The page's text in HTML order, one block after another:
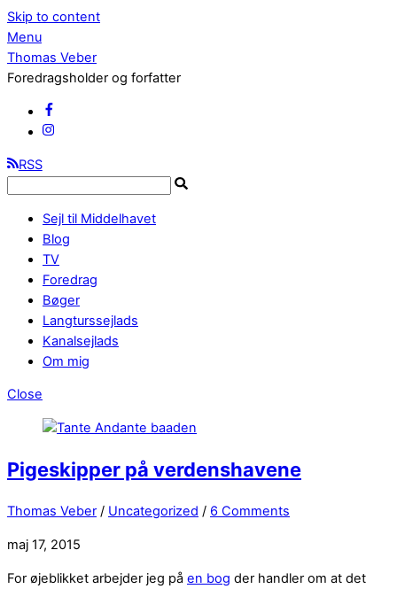
Skip to content
Menu
Thomas Veber
Foredragsholder og forfatter
RSS
Sejl til Middelhavet
Blog
TV
Foredrag
Bøger
Langturssejlads
Kanalsejlads
Om mig
Close
Pigeskipper på verdenshavene
Thomas Veber / Uncategorized / 6 Comments
maj 17, 2015
For øjeblikket arbejder jeg på en bog der handler om at det